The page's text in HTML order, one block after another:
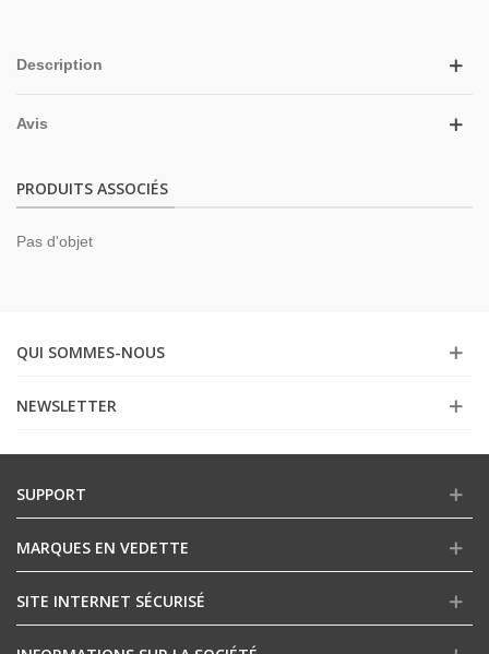
Description
Avis
PRODUITS ASSOCIÉS
Pas d'objet
QUI SOMMES-NOUS
NEWSLETTER
SUPPORT
MARQUES EN VEDETTE
SITE INTERNET SÉCURISÉ